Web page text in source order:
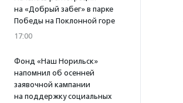
на «Добрый забег» в парке
Победы на Поклонной горе
17:00
Фонд «Наш Норильск»
напомнил об осенней
заявочной кампании
на поддержку социальных